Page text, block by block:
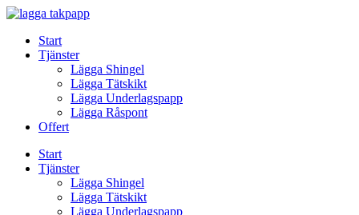
Skip
contentStart
Tjänster
Lägga Shingel
Lägga Tätskikt
Lägga Underlagspapp
Lägga Råspont
Offert
Start
Tjänster
Lägga Shingel
Lägga Tätskikt
Lägga Underlagspapp